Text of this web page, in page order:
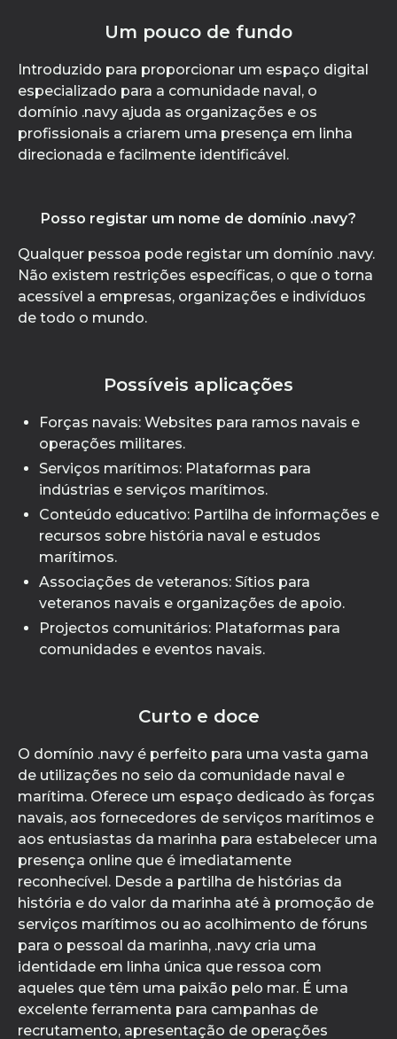
Um pouco de fundo
Introduzido para proporcionar um espaço digital
especializado para a comunidade naval, o
domínio .navy ajuda as organizações e os
profissionais a criarem uma presença em linha
direcionada e facilmente identificável.
Posso registar um nome de domínio .navy?
Qualquer pessoa pode registar um domínio .navy.
Não existem restrições específicas, o que o torna
acessível a empresas, organizações e indivíduos
de todo o mundo.
Possíveis aplicações
Forças navais: Websites para ramos navais e
operações militares.
Serviços marítimos: Plataformas para
indústrias e serviços marítimos.
Conteúdo educativo: Partilha de informações e
recursos sobre história naval e estudos
marítimos.
Associações de veteranos: Sítios para
veteranos navais e organizações de apoio.
Projectos comunitários: Plataformas para
comunidades e eventos navais.
Curto e doce
O domínio .navy é perfeito para uma vasta gama
de utilizações no seio da comunidade naval e
marítima. Oferece um espaço dedicado às forças
navais, aos fornecedores de serviços marítimos e
aos entusiastas da marinha para estabelecer uma
presença online que é imediatamente
reconhecível. Desde a partilha de histórias da
história e do valor da marinha até à promoção de
serviços marítimos ou ao acolhimento de fóruns
para o pessoal da marinha, .navy cria uma
identidade em linha única que ressoa com
aqueles que têm uma paixão pelo mar. É uma
excelente ferramenta para campanhas de
recrutamento, apresentação de operações